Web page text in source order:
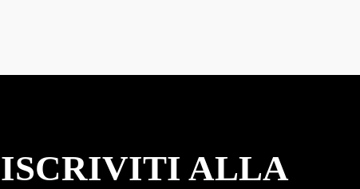
ISCRIVITI ALLA